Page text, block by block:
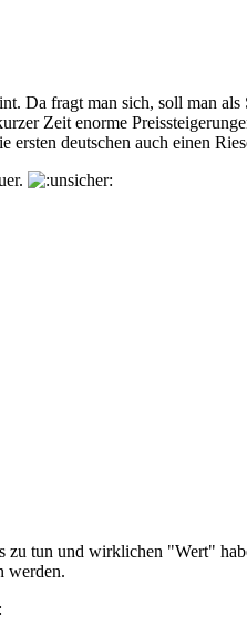
Da fragt man sich, soll man
Zeit enorme
deutschen auch einen
tun und wirklichen "Wert"
werden.